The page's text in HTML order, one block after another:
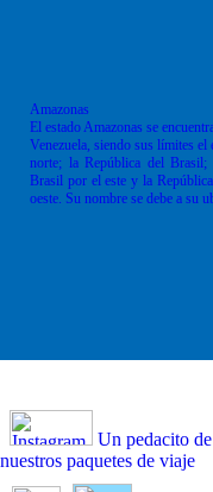
Amazonas
El estado Amazonas se
Venezuela, siendo sus límites
norte; la República del
Brasil por el este y la
oeste. Su nombre se debe a su
Un pedacito
nuestros paquetes de viaje